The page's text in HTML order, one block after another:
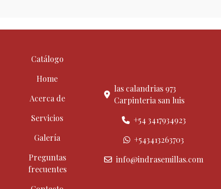
Catálogo
Home
Acerca de
Servicios
Galería
Preguntas
frecuentes
las calandrias 973
Carpinteria san luis
+54 3417934923
+543413263703
info@indrasemillas.com